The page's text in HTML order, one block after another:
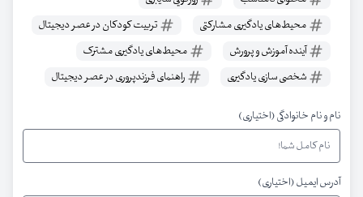
محیط‌های یادگیری مشارکتی
تربیت کودکان در عصر دیجیتال
آینده آموزش و پرورش
محیط‌های یادگیری مشترک
شخصی سازی یادگیری
راهنمای فرزندپروری در عصر دیجیتال
نام و نام خانوادگی (اختیاری)
آدرس ایمیل (اختیاری)